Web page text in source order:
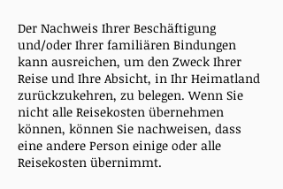
Der Nachweis Ihrer Beschäftigung
und/oder Ihrer familiären Bindungen
kann ausreichen, um den Zweck Ihrer
Reise und Ihre Absicht, in Ihr Heimatland
zurückzukehren, zu belegen. Wenn Sie
nicht alle Reisekosten übernehmen
können, können Sie nachweisen, dass
eine andere Person einige oder alle
Reisekosten übernimmt.